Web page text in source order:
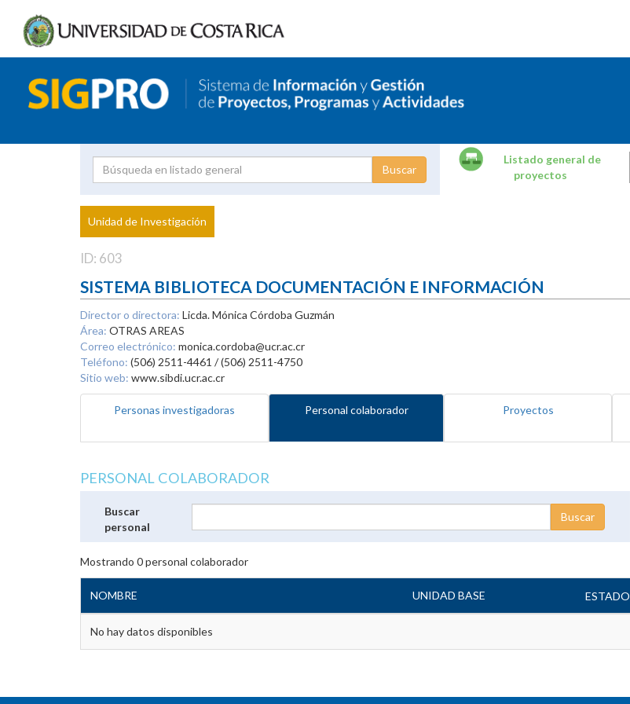
Proyecto
Investigador
Listado general de
proyectos
Unidad de Investigación
ID: 603
SISTEMA BIBLIOTECA DOCUMENTACIÓN E INFORMACIÓN
Director o directora: Licda. Mónica Córdoba Guzmán
Área: OTRAS AREAS
Correo electrónico: monica.cordoba@ucr.ac.cr
Teléfono: (506) 2511-4461 / (506) 2511-4750
Sitio web: www.sibdi.ucr.ac.cr
Personas investigadoras Personal colaborador Proyectos
PERSONAL COLABORADOR
Buscar
personal
Mostrando 0personal colaborador
NOMBRE UNIDAD BASE ESTADO
No hay datos disponibles